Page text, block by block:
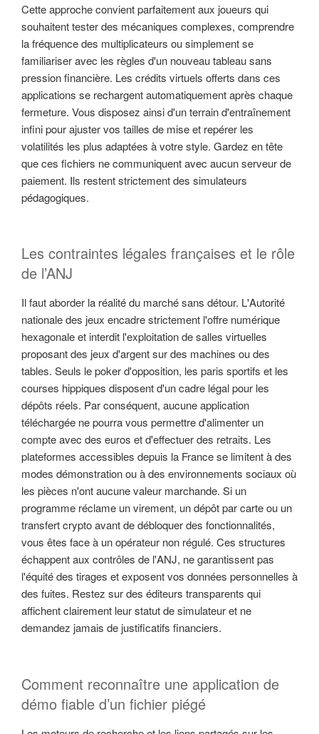
Cette approche convient parfaitement aux joueurs qui
souhaitent tester des mécaniques complexes, comprendre
la fréquence des multiplicateurs ou simplement se
familiariser avec les règles d'un nouveau tableau sans
pression financière. Les crédits virtuels offerts dans ces
applications se rechargent automatiquement après chaque
fermeture. Vous disposez ainsi d'un terrain d'entraînement
infini pour ajuster vos tailles de mise et repérer les
volatilités les plus adaptées à votre style. Gardez en tête
que ces fichiers ne communiquent avec aucun serveur de
paiement. Ils restent strictement des simulateurs
pédagogiques.
Les contraintes légales françaises et le rôle
de l’ANJ
Il faut aborder la réalité du marché sans détour. L'Autorité
nationale des jeux encadre strictement l'offre numérique
hexagonale et interdit l'exploitation de salles virtuelles
proposant des jeux d'argent sur des machines ou des
tables. Seuls le poker d'opposition, les paris sportifs et les
courses hippiques disposent d'un cadre légal pour les
dépôts réels. Par conséquent, aucune application
téléchargée ne pourra vous permettre d'alimenter un
compte avec des euros et d'effectuer des retraits. Les
plateformes accessibles depuis la France se limitent à des
modes démonstration ou à des environnements sociaux où
les pièces n'ont aucune valeur marchande. Si un
programme réclame un virement, un dépôt par carte ou un
transfert crypto avant de débloquer des fonctionnalités,
vous êtes face à un opérateur non régulé. Ces structures
échappent aux contrôles de l'ANJ, ne garantissent pas
l'équité des tirages et exposent vos données personnelles à
des fuites. Restez sur des éditeurs transparents qui
affichent clairement leur statut de simulateur et ne
demandez jamais de justificatifs financiers.
Comment reconnaître une application de
démo fiable d’un fichier piégé